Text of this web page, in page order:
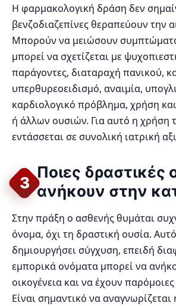
Η φαρμακολογική δράση δεν
βενζοδιαζεπίνες θεραπεύουν την
Μπορούν να μειώσουν
μπορεί να σχετίζεται με
παράγοντες, διαταραχή πανικού,
υπερθυρεοειδισμό, αναιμία,
καρδιολογικό πρόβλημα, χρήση
ή άλλων ουσιών. Για αυτό η χρήση
εντάσσεται σε συνολική ιατρική
3
Ποιες δραστικές
ανήκουν στην
Στην πράξη ο ασθενής θυμάται
όνομα, όχι τη δραστική ουσία.
δημιουργήσει σύγχυση, επειδή
εμπορικά ονόματα μπορεί να
οικογένεια και να έχουν
Είναι σημαντικό να αναγνωρίζεται